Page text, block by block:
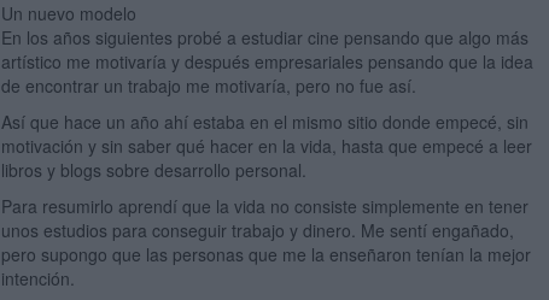
Un nuevo modelo
En los años siguientes probé a estudiar cine pensando que algo más
artístico me motivaría y después empresariales pensando que la idea
de encontrar un trabajo me motivaría, pero no fue así.
Así que hace un año ahí estaba en el mismo sitio donde empecé, sin
motivación y sin saber qué hacer en la vida, hasta que empecé a leer
libros y blogs sobre desarrollo personal.
Para resumirlo aprendí que la vida no consiste simplemente en tener
unos estudios para conseguir trabajo y dinero. Me sentí engañado,
pero supongo que las personas que me la enseñaron tenían la mejor
intención.